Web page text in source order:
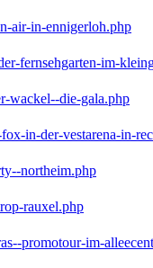
air-in-ennigerloh.php
fernsehgarten-im-
wackel--die-gala.php
in-der-vestarena-in-
northeim.php
rauxel.php
promotour-im-